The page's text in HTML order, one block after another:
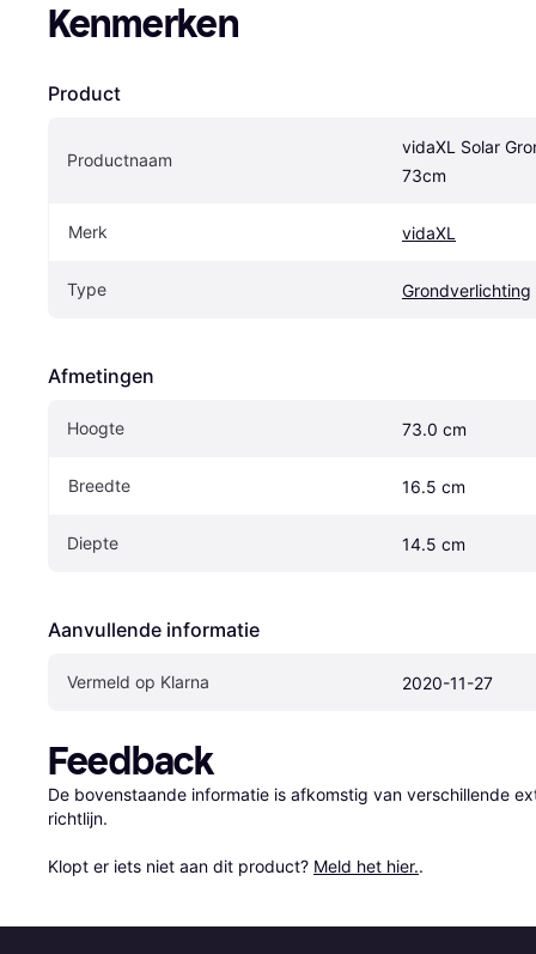
Kenmerken
Product
Productnaam
vidaXL Solar
73cm
Merk vidaXL
Type Grondverlichting
Afmetingen
Hoogte 73.0 cm
Breedte 16.5 cm
Diepte 14.5 cm
Aanvullende informatie
Vermeld op Klarna 2020-11-27
Feedback
De bovenstaande informatie is afkomstig van verschillende
richtlijn.
Klopt er iets niet aan dit product? Meld het hier..